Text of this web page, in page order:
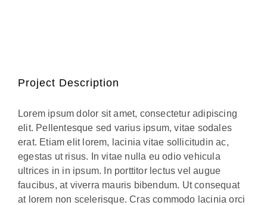
Project Description
Lorem ipsum dolor sit amet, consectetur adipiscing
elit. Pellentesque sed varius ipsum, vitae sodales
erat. Etiam elit lorem, lacinia vitae sollicitudin ac,
egestas ut risus. In vitae nulla eu odio vehicula
ultrices in in ipsum. In porttitor lectus vel augue
faucibus, at viverra mauris bibendum. Ut consequat
at lorem non scelerisque. Cras commodo lacinia orci